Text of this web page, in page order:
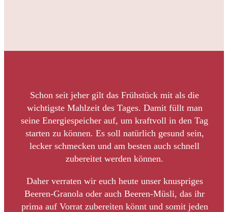
Schon seit jeher gilt das Frühstück mit als die
wichtigste Mahlzeit des Tages. Damit füllt man
seine Energiespeicher auf, um kraftvoll in den Tag
starten zu können. Es soll natürlich gesund sein,
lecker schmecken und am besten auch schnell
zubereitet werden können.
Daher verraten wir euch heute unser knuspriges
Beeren-Granola oder auch Beeren-Müsli, das ihr
prima auf Vorrat zubereiten könnt und somit jeden